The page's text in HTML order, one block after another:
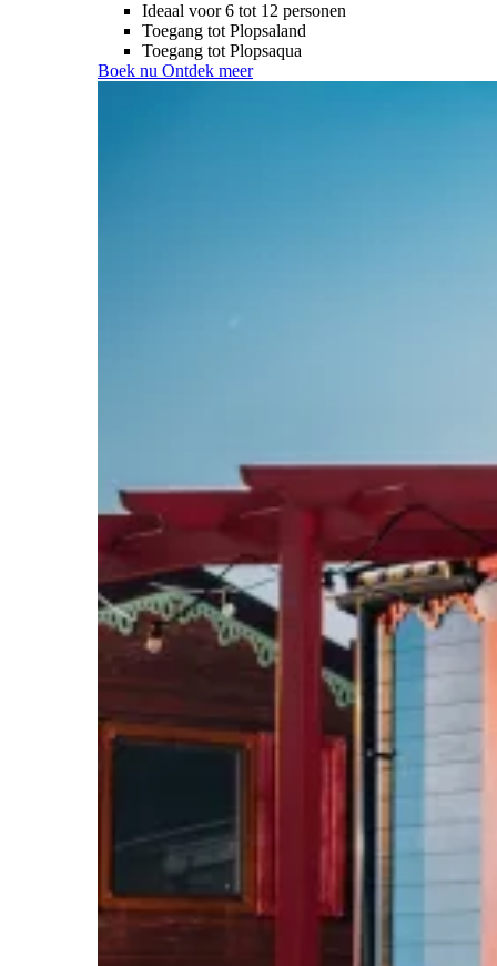
Ideaal voor 6 tot 12 personen
Toegang tot Plopsaland
Toegang tot Plopsaqua
Boek nu Ontdek meer